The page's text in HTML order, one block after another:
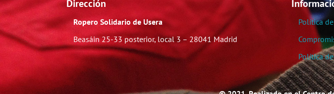
Dirección
Ropero Solidario de Usera
Beasáin 25-33 posterior, local 3 – 28041 Madrid
Política
Política